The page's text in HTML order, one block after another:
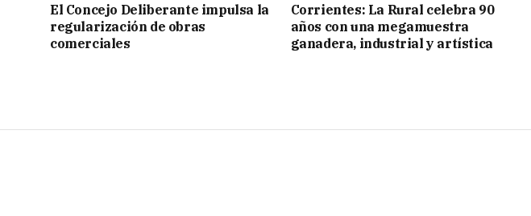
El Concejo Deliberante impulsa la
regularización de obras
comerciales
Corrientes: La Rural celebra 90
años con una megamuestra
ganadera, industrial y artística